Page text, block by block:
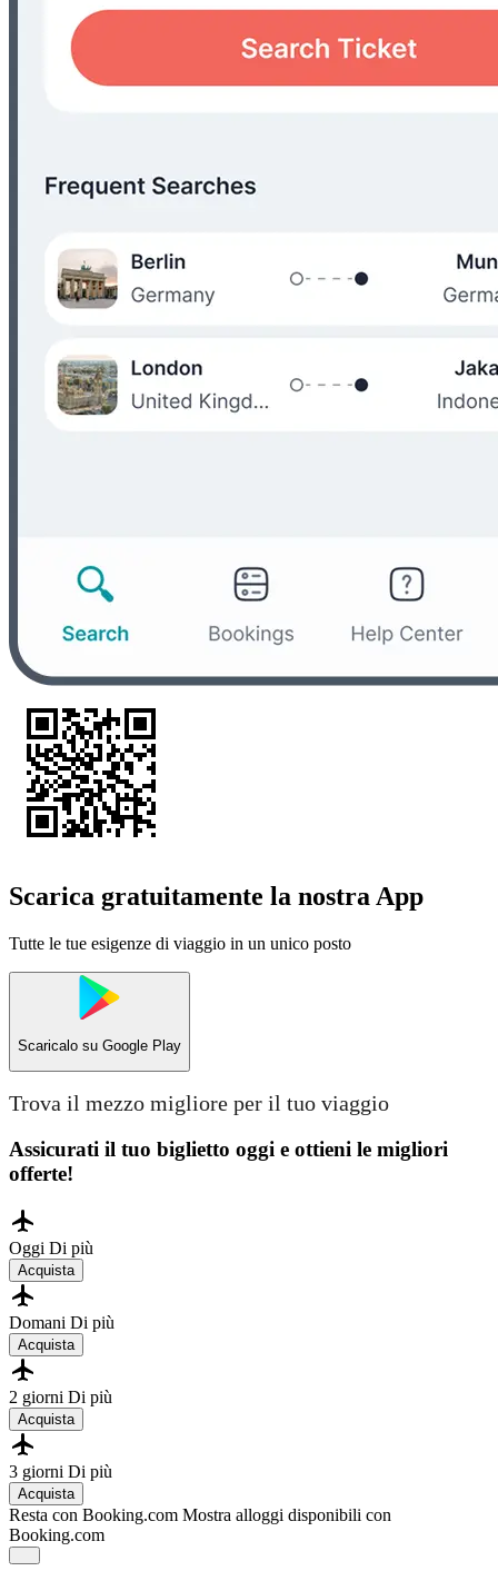
Scarica gratuitamente la nostra App
Tutte le tue esigenze di viaggio in un unico posto
Scaricalo su Google Play
Trova il mezzo migliore per il tuo viaggio
Assicurati il ​​tuo biglietto oggi e ottieni le migliori
offerte!
Oggi Di più
Acquista
Domani Di più
Acquista
2 giorni Di più
Acquista
3 giorni Di più
Acquista
Resta con Booking.com Mostra alloggi disponibili con
Booking.com